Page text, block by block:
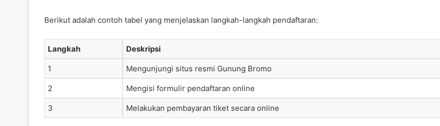
Berikut adalah contoh tabel yang menjelaskan langkah-langkah pendaftaran:
Langkah Deskripsi
1 Mengunjungi situs resmi Gunung Bromo
2 Mengisi formulir pendaftaran online
3 Melakukan pembayaran tiket secara online